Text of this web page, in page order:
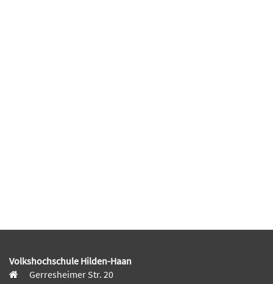
Volkshochschule Hilden-Haan
Gerresheimer Str. 20